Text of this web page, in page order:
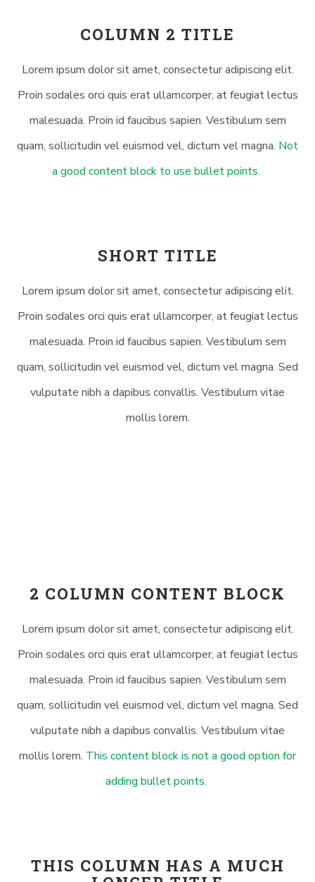
COLUMN 2 TITLE
Lorem ipsum dolor sit amet, consectetur adipiscing elit.
Proin sodales orci quis erat ullamcorper, at feugiat lectus
malesuada. Proin id faucibus sapien. Vestibulum sem
quam, sollicitudin vel euismod vel, dictum vel magna. Not
a good content block to use bullet points.
SHORT TITLE
Lorem ipsum dolor sit amet, consectetur adipiscing elit.
Proin sodales orci quis erat ullamcorper, at feugiat lectus
malesuada. Proin id faucibus sapien. Vestibulum sem
quam, sollicitudin vel euismod vel, dictum vel magna. Sed
vulputate nibh a dapibus convallis. Vestibulum vitae
mollis lorem.
2 COLUMN CONTENT BLOCK
Lorem ipsum dolor sit amet, consectetur adipiscing elit.
Proin sodales orci quis erat ullamcorper, at feugiat lectus
malesuada. Proin id faucibus sapien. Vestibulum sem
quam, sollicitudin vel euismod vel, dictum vel magna. Sed
vulputate nibh a dapibus convallis. Vestibulum vitae
mollis lorem. This content block is not a good option for
adding bullet points.
THIS COLUMN HAS A MUCH